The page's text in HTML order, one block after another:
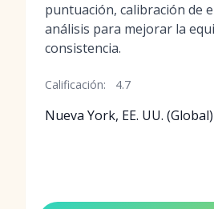
puntuación, calibración de
análisis para mejorar la
consistencia.
Calificación: 4.7
Nueva York, EE. UU. (Global)